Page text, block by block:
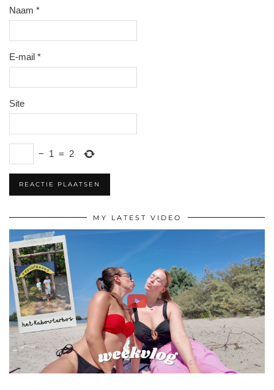
Naam *
E-mail *
Site
− 1 = 2
MY LATEST VIDEO